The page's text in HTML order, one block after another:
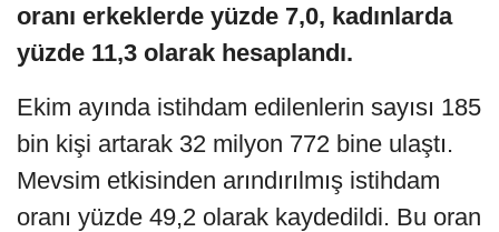
oranı erkeklerde yüzde 7,0, kadınlarda
yüzde 11,3 olarak hesaplandı.
Ekim ayında istihdam edilenlerin sayısı 185
bin kişi artarak 32 milyon 772 bine ulaştı.
Mevsim etkisinden arındırılmış istihdam
oranı yüzde 49,2 olarak kaydedildi. Bu oran